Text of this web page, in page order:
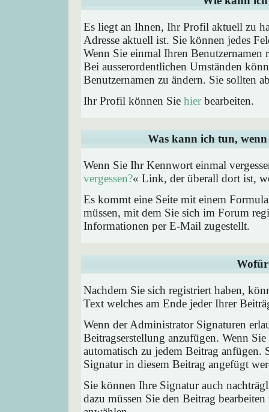
Es liegt an Ihnen, Ihr Profil aktuell zu
Adresse aktuell ist. Sie können jedes
Wenn Sie einmal Ihren
Bei ausserordentlichen Umständen
Benutzernamen zu ändern. Sie sollten
Ihr Profil können Sie hierbearbeiten.
Was kann ich tun, wenn
Wenn Sie Ihr Kennwort einmal
vergessen?« Link, der überall dort ist,
Es kommt eine Seite mit einem
müssen, mit dem Sie sich im Forum
Informationen per E-Mail zugestellt.
Nachdem Sie sich registriert haben,
Text welches am Ende jeder Ihrer
Wenn der Administrator Signaturen
Beitragserstellung anzufügen. Wenn
automatisch zu jedem Beitrag
Signatur in diesem Beitrag angefügt
Sie können Ihre Signatur auch
dazu müssen Sie den Beitrag